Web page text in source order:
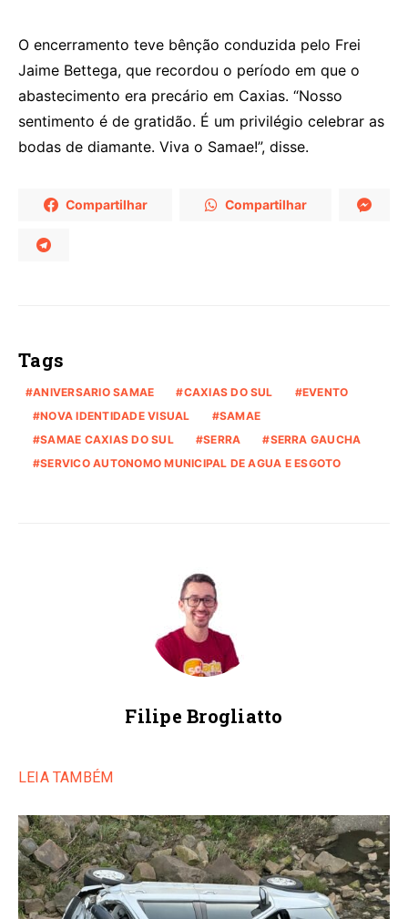
O encerramento teve bênção conduzida pelo Frei
Jaime Bettega, que recordou o período em que o
abastecimento era precário em Caxias. “Nosso
sentimento é de gratidão. É um privilégio celebrar as
bodas de diamante. Viva o Samae!”, disse.
Compartilhar Compartilhar
Tags
ANIVERSARIO SAMAE CAXIAS DO SUL
EVENTO
NOVA IDENTIDADE VISUAL
SAMAE
SAMAE CAXIAS DO SUL
SERRA
SERRA GAUCHA
SERVICO AUTONOMO MUNICIPAL DE AGUA E ESGOTO
Filipe Brogliatto
LEIA TAMBÉM